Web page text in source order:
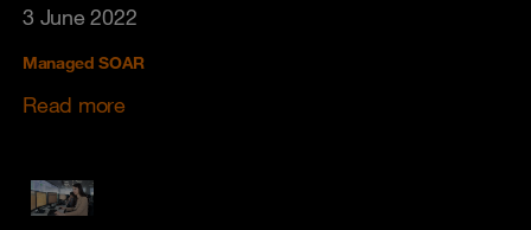
3 June 2022
Managed SOAR
Read more